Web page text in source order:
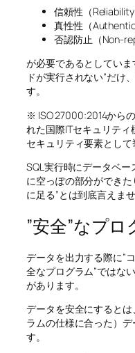
信頼性（Reliability
真性性（
否認防止（Non-
が必要であるとしてい
ドが実行されない”だけ
す。
※ ISO 27000:2014から
れた国際ITセキュリティ
セキュリティ要素として
SQL実行時にデータベ
に空っぽの部分ができ
に足る”とは到底言えませ
”安全”なプ
データを出力する際に”
全なプログラム”ではな
があります。
データを安全にすると
ラムの仕様に合った）
す。